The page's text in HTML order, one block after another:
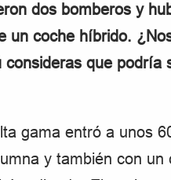
dos bomberos y
un coche híbrido.
que podría
gama entró a unos
y también con un